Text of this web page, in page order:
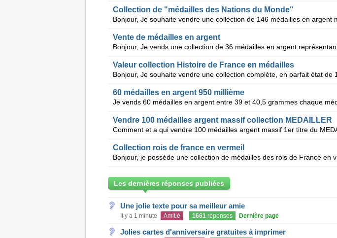
Collection de "médailles des Nations du Monde"
Vente de médailles en argent
Valeur collection Histoire de France en médailles
60 médailles en argent 950 millième
Vendre 100 médailles argent massif collection MEDAILLER
Collection rois de france en vermeil
Les dernières réponses publiées
Une jolie texte pour sa meilleur amie
Il y a 1 minute Amitié 1661réponses Dernière page
Jolies cartes d'anniversaire gratuites à imprimer